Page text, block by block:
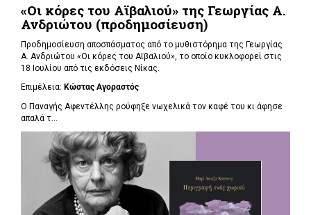
«Οι κόρες του Αϊβαλιού» της Γεωργίας Α.
Ανδριώτου (προδημοσίευση)
Προδημοσίευση αποσπάσματος από το μυθιστόρημα της Γεωργίας
Α. Ανδριώτου «Οι κόρες του Αϊβαλιού», το οποίο κυκλοφορεί στις
18 Ιουλίου από τις εκδόσεις Νίκας.
Επιμέλεια: Κώστας Αγοραστός
Ο Παναγής Αφεντέλλης ρούφηξε νωχελικά τον καφέ του κι άφησε
απαλά τ...